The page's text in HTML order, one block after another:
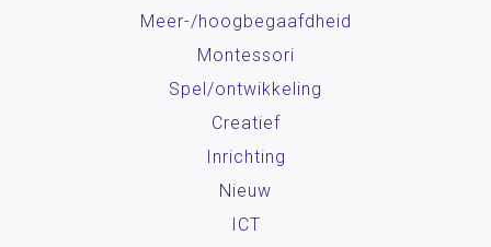
Meer-/hoog­begaafdheid
Montessori
Spel/ontwikkeling
Creatief
Inrichting
Nieuw
ICT